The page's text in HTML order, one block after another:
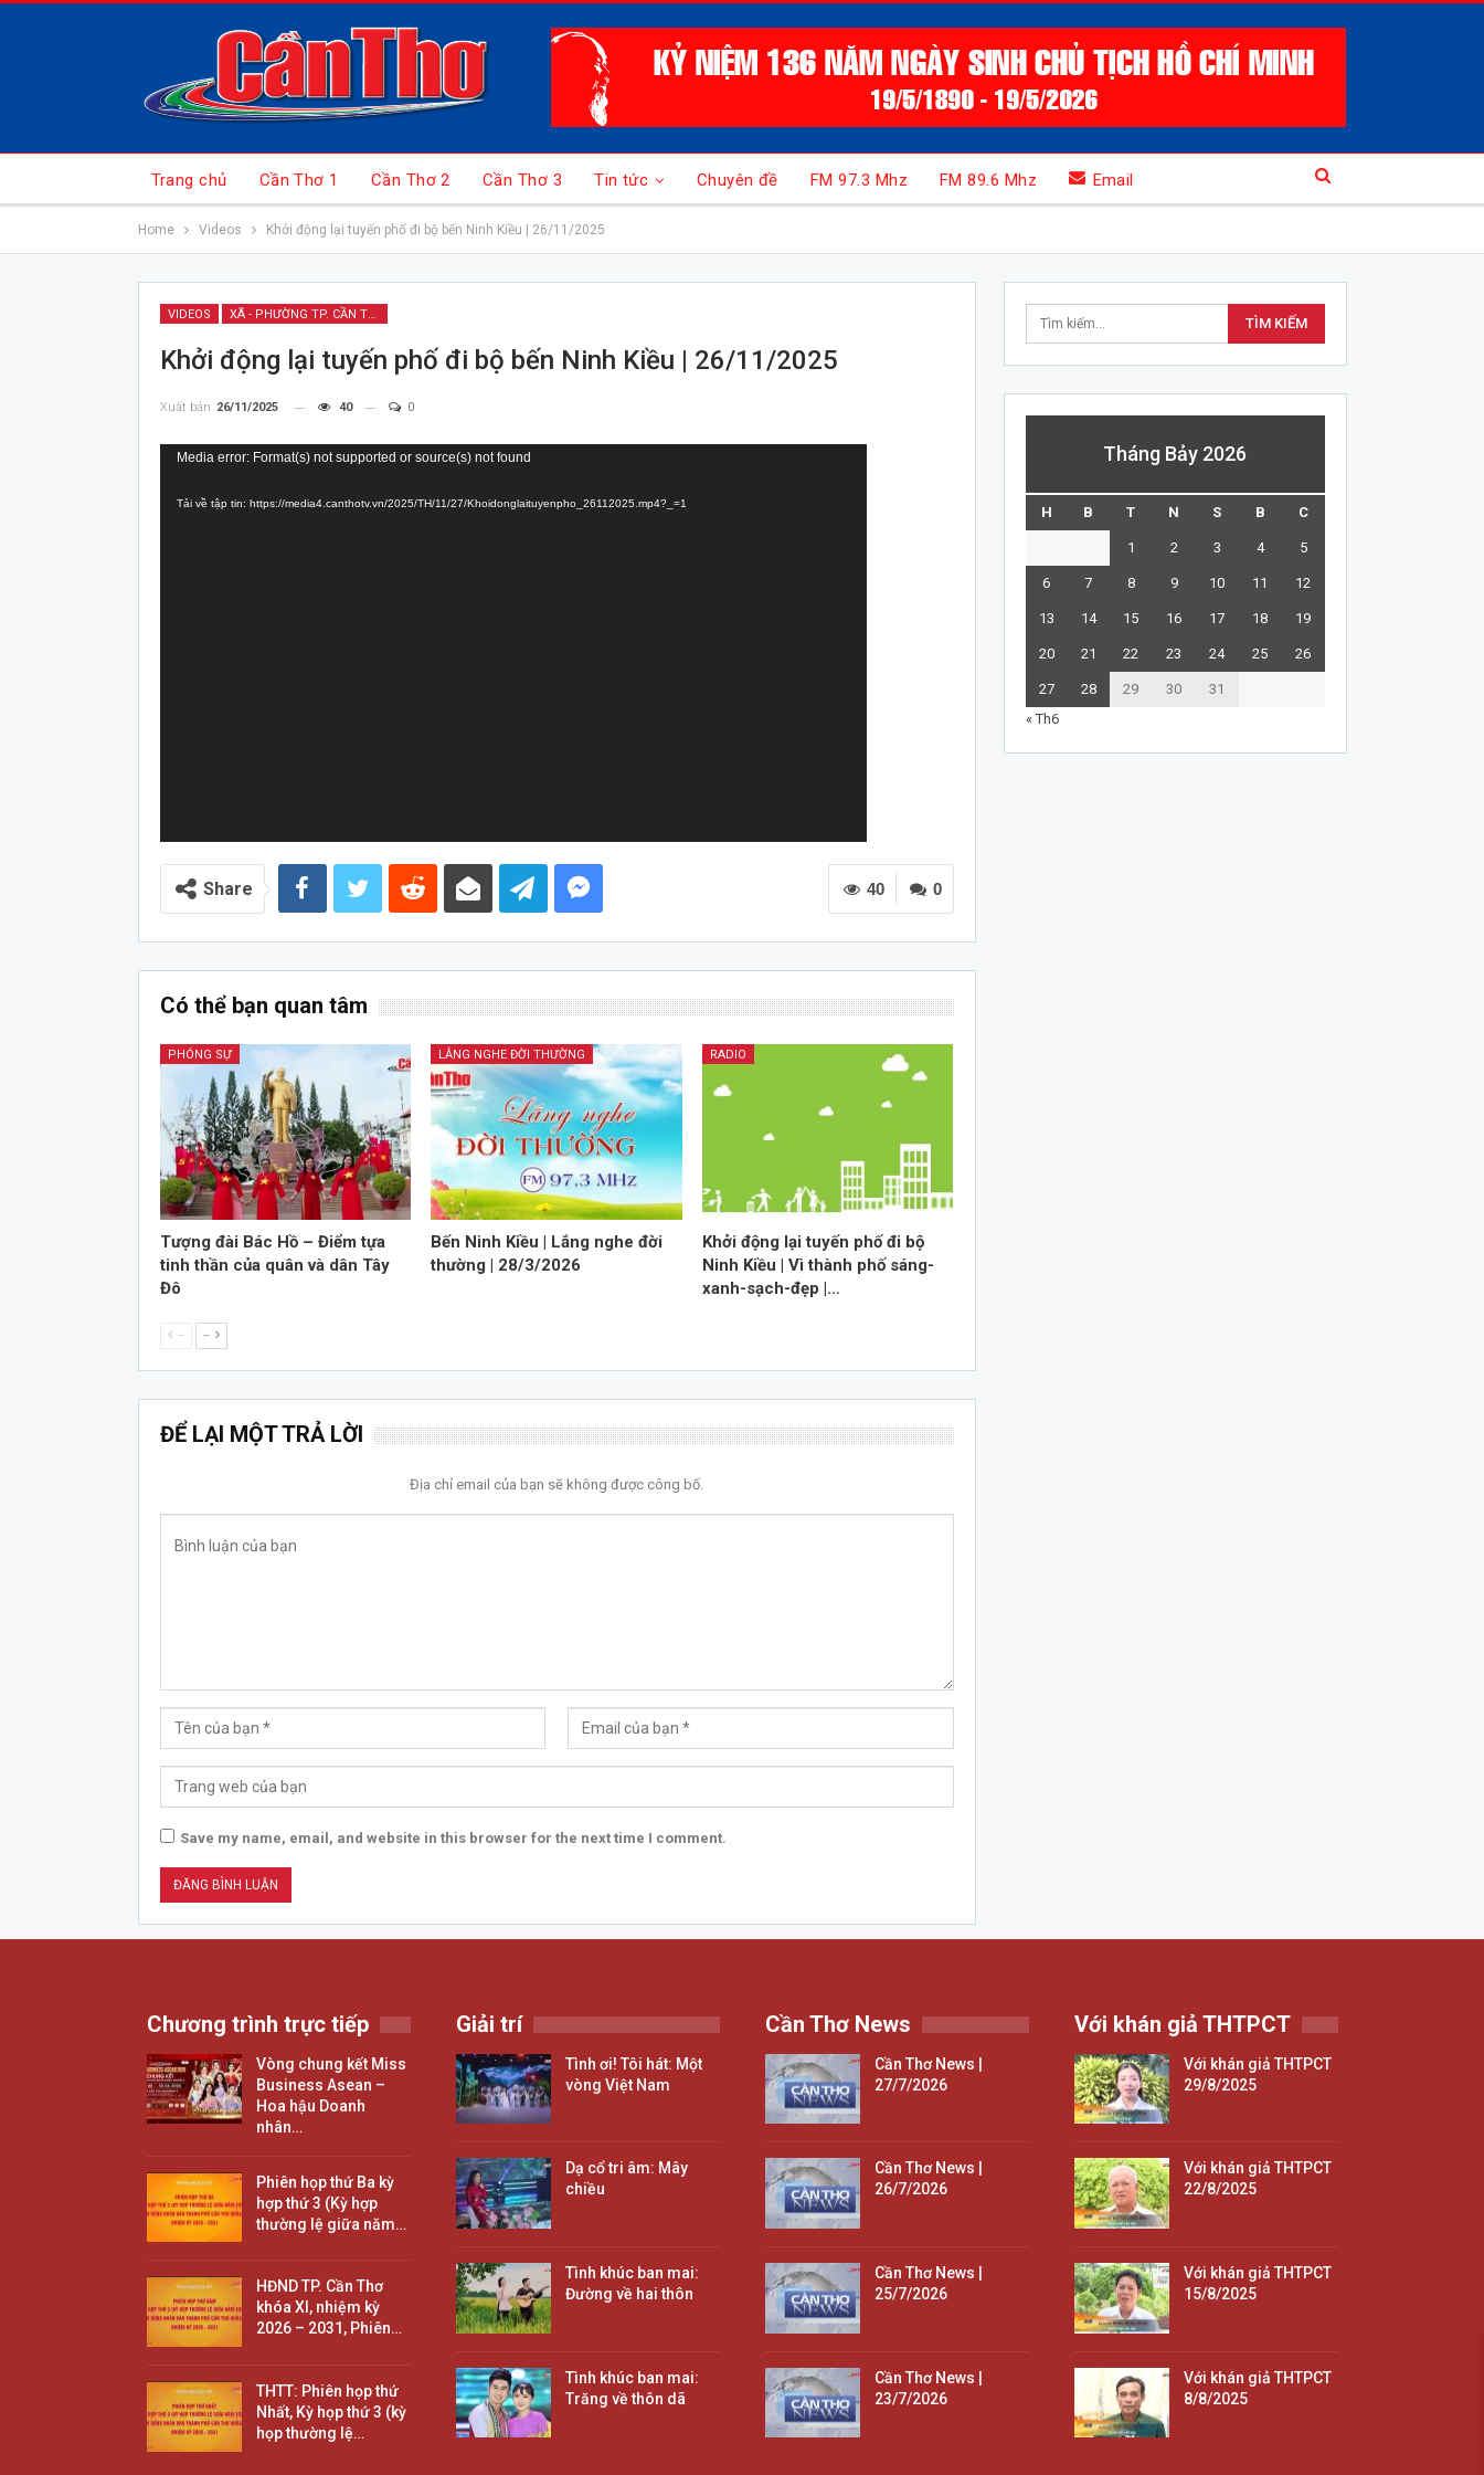
Trang chủ Cần Thơ 1 Cần Thơ 2 Cần Thơ 3 Tin tức Chuyên đề FM 97.3 Mhz FM 89.6 Mhz Email
Home Videos Khởi động lại tuyến phố đi bộ bến Ninh Kiều | 26/11/2025
VIDEOS XÃ - PHƯỜNG TP. CẦN THƠ
Khởi động lại tuyến phố đi bộ bến Ninh Kiều | 26/11/2025
Xuất bản 26/11/2025 40 0
Trình
Video
Media error: Format(s) not supported or source(s) not found
Tải về tập tin: https://media4.canthotv.vn/2025/TH/11/27/Khoidonglaituyenpho_26112025.mp4?_=1
0
40
Share
Có thể bạn quan tâm
PHÓNG SỰ
Tượng đài Bác Hồ – Điểm tựa
tinh thần của quân và dân Tây
Đô
LẮNG NGHE ĐỜI THƯỜNG
Bến Ninh Kiều | Lắng nghe đời
thường | 28/3/2026
RADIO
Khởi động lại tuyến phố đi bộ
Ninh Kiều | Vì thành phố sáng-
xanh-sạch-đẹp |…
-- --
ĐỂ LẠI MỘT TRẢ LỜI
Địa chỉ email của bạn sẽ không được công bố.
Save my name, email, and website in this browser for the next time I comment.
Tháng Bảy 2026
H B T N S B C
1 2 3 4 5
6 7 8 9 10 11 12
13 14 15 16 17 18 19
20 21 22 23 24 25 26
27 28 29 30
31
« Th6
Chương trình trực tiếp
Vòng chung kết Miss
Business Asean –
Hoa hậu Doanh
nhân…
Phiên họp thứ Ba kỳ
hợp thứ 3 (Kỳ hợp
thường lệ giữa năm…
HĐND TP. Cần Thơ
khóa XI, nhiệm kỳ
2026 – 2031, Phiên…
THTT: Phiên họp thứ
Nhất, Kỳ họp thứ 3 (kỳ
họp thường lệ…
Giải trí
Tình ơi! Tôi hát: Một
vòng Việt Nam
Dạ cổ tri âm: Mây
chiều
Tình khúc ban mai:
Đường về hai thôn
Tình khúc ban mai:
Trăng về thôn dã
Cần Thơ News
Cần Thơ News |
27/7/2026
Cần Thơ News |
26/7/2026
Cần Thơ News |
25/7/2026
Cần Thơ News |
23/7/2026
Với khán giả THTPCT
Với khán giả THTPCT
29/8/2025
Với khán giả THTPCT
22/8/2025
Với khán giả THTPCT
15/8/2025
Với khán giả THTPCT
8/8/2025